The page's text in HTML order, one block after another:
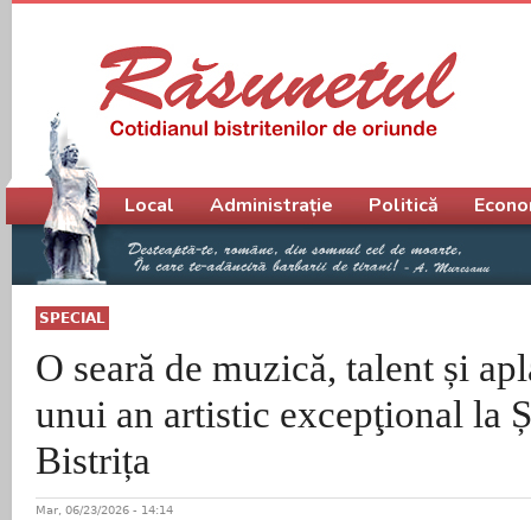
SPECIAL
O seară de muzică, talent și
unui an artistic excepţional la
Bistrița
Mar, 06/23/2026 - 14:14
Meniu principal
Local Administrație Politică